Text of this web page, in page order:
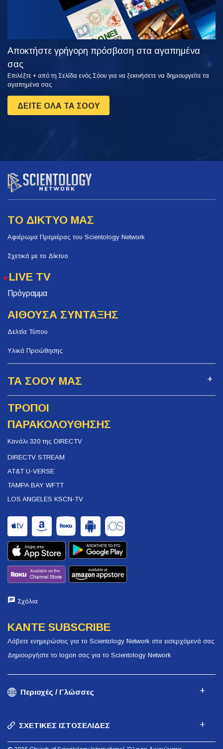
Αποκτήστε γρήγορη πρόσβαση στα αγαπημένα
σας
Επιλέξτε + από τη Σελίδα ενός Σόου για να ξεκινήσετε να δημιουργείτε τα
αγαπημένα σας
ΔΕΙΤΕ ΟΛΑ ΤΑ ΣΟΟΥ
ΤΟ ΔΙΚΤΥΟ ΜΑΣ
Αφιέρωμα Πρεμιέρας του Scientology Network
Σχετικά με το Δίκτυο
LIVE TV
Πρόγραμμα
ΑΙΘΟΥΣΑ ΣΥΝΤΑΞΗΣ
Δελτία Τύπου
Υλικά Προώθησης
ΤΑ ΣΟΟΥ ΜΑΣ
ΤΡΟΠΟΙ
ΠΑΡΑΚΟΛΟΥΘΗΣΗΣ
Κανάλι 320 της DIRECTV
DIRECTV STREAM
AT&T U-VERSE
TAMPA BAY WFTT
LOS ANGELES KSCN-TV
Σχόλια
ΚΑΝΤΕ SUBSCRIBE
Λάβετε ενημερώσεις για το Scientology Network στα εισερχόμενά σας
Δημιουργήστε το logon σας για το Scientology Network
Περιοχές / Γλώσσες
ΣΧΕΤΙΚΕΣ ΙΣΤΟΣΕΛΙΔΕΣ